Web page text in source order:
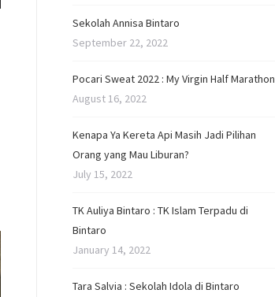
Sekolah Annisa Bintaro
September 22, 2022
Pocari Sweat 2022 : My Virgin Half Marathon
August 16, 2022
Kenapa Ya Kereta Api Masih Jadi Pilihan
Orang yang Mau Liburan?
July 15, 2022
TK Auliya Bintaro : TK Islam Terpadu di
Bintaro
January 14, 2022
Tara Salvia : Sekolah Idola di Bintaro